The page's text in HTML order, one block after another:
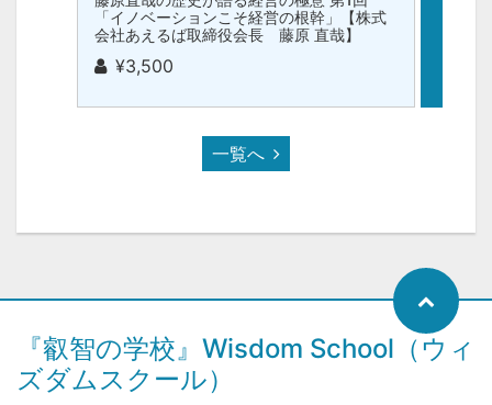
「イノベーションこそ経営の根幹」【株式
会社あえるば取締役会長 藤原 直哉】
¥3,500
一覧へ
『叡智の学校』Wisdom School（ウィ
ズダムスクール）